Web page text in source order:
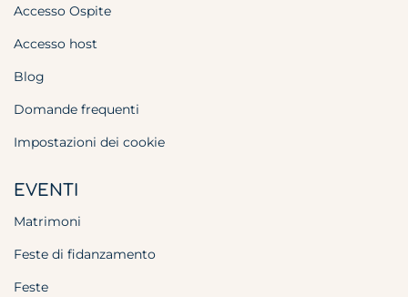
Accesso Ospite
Accesso host
Blog
Domande frequenti
Impostazioni dei cookie
EVENTI
Matrimoni
Feste di fidanzamento
Feste